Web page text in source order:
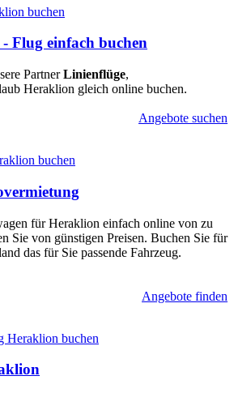
Flug einfach buchen
PartnerLinienflüge,
Heraklion gleich online buchen.
Angebote suchen
für Heraklion einfach online von zu
Sie von günstigen Preisen. Buchen Sie für
das für Sie passende Fahrzeug.
Angebote finden